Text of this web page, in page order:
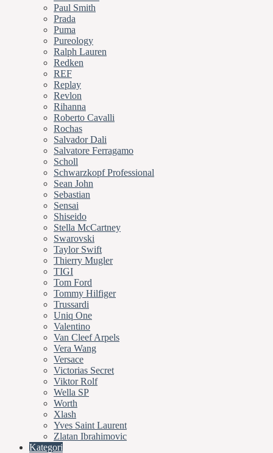
Paul Smith
Prada
Puma
Pureology
Ralph Lauren
Redken
REF
Replay
Revlon
Rihanna
Roberto Cavalli
Rochas
Salvador Dali
Salvatore Ferragamo
Scholl
Schwarzkopf Professional
Sean John
Sebastian
Sensai
Shiseido
Stella McCartney
Swarovski
Taylor Swift
Thierry Mugler
TIGI
Tom Ford
Tommy Hilfiger
Trussardi
Uniq One
Valentino
Van Cleef Arpels
Vera Wang
Versace
Victorias Secret
Viktor Rolf
Wella SP
Worth
Xlash
Yves Saint Laurent
Zlatan Ibrahimovic
Kategori